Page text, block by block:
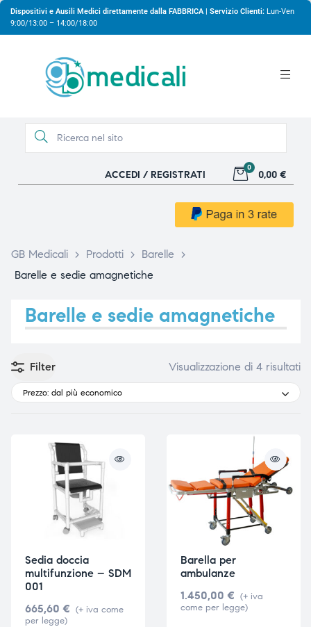
Dispositivi e Ausili Medici direttamente dalla FABBRICA | Servizio Clienti: Lun-Ven
9:00/13:00 – 14:00/18:00
ACCEDI / REGISTRATI
0
0,00 €
GB Medicali > Prodotti > Barelle
>
Barelle e sedie amagnetiche
Barelle e sedie amagnetiche
Filter Visualizzazione di 4 risultati
Prezzo: dal più economico
Sedia doccia
multifunzione – SDM
001
665,60 € (+ iva come
per legge)
Barella per
ambulanze
1.450,00 € (+ iva
come per legge)